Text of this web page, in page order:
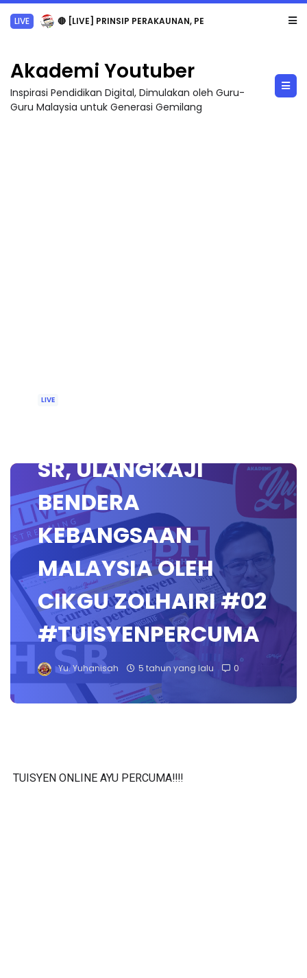
TRANSFORMASI DIGITAL GURU SIRI 7 : PAHLAWAN DIGITAL PENYELAMAT DUNIA
Akademi Youtuber
Inspirasi Pendidikan Digital, Dimulakan oleh Guru-
Guru Malaysia untuk Generasi Gemilang
LIVE
SR, ULANGKAJI
BENDERA
KEBANGSAAN
MALAYSIA OLEH
CIKGU ZOLHAIRI #02
#TUISYENPERCUMA
Yu. Yuhanisah 5 tahun yang lalu 0
TUISYEN ONLINE AYU PERCUMA‼️‼️